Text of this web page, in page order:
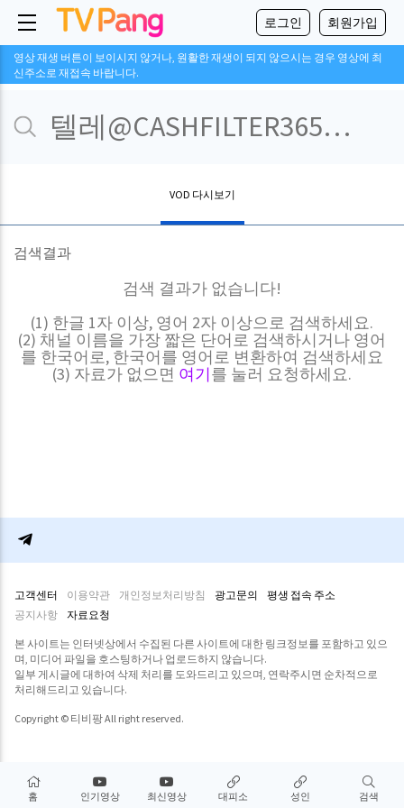
로그인 회원가입
영상 재생 버튼이 보이시지 않거나, 원활한 재생이 되지 않으시는 경우 영상에 최
신주소로 재접속 바랍니다.
VOD 다시보기
검색결과
검색 결과가 없습니다!
(1) 한글 1자 이상, 영어 2자 이상으로 검색하세요.
(2) 채널 이름을 가장 짧은 단어로 검색하시거나 영어
를 한국어로, 한국어를 영어로 변환하여 검색하세요
(3) 자료가 없으면 여기를 눌러 요청하세요.
고객센터 이용약관 개인정보처리방침 광고문의
평생 접속 주소
공지사항
자료요청
본 사이트는 인터넷상에서 수집된 다른 사이트에 대한 링크정보를 포함하고 있으
며, 미디어 파일을 호스팅하거나 업로드하지 않습니다.
일부 게시글에 대하여 삭제 처리를 도와드리고 있으며, 연락주시면 순차적으로
처리해드리고 있습니다.
Copyright © 티비팡 All right reserved.
홈 인기영상 최신영상 대피소 성인 검색